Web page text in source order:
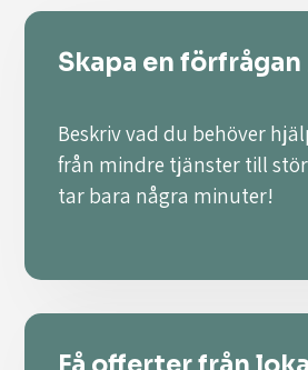
Skapa en
Beskriv vad du behöver
från mindre tjänster till
tar bara några minuter!